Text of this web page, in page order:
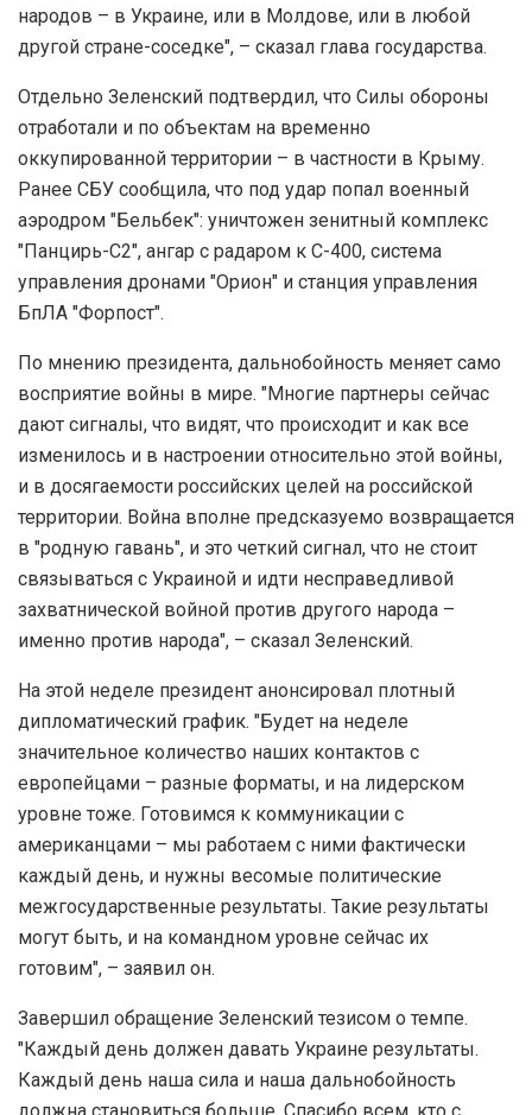
народов – в Украине, или в Молдове, или в любой
другой стране-соседке", – сказал глава государства.
Отдельно Зеленский подтвердил, что Силы обороны
отработали и по объектам на временно
оккупированной территории – в частности в Крыму.
Ранее СБУ сообщила, что под удар попал военный
аэродром "Бельбек": уничтожен зенитный комплекс
"Панцирь-С2", ангар с радаром к С-400, система
управления дронами "Орион" и станция управления
БпЛА "Форпост".
По мнению президента, дальнобойность меняет само
восприятие войны в мире. "Многие партнеры сейчас
дают сигналы, что видят, что происходит и как все
изменилось и в настроении относительно этой войны,
и в досягаемости российских целей на российской
территории. Война вполне предсказуемо возвращается
в "родную гавань", и это четкий сигнал, что не стоит
связываться с Украиной и идти несправедливой
захватнической войной против другого народа –
именно против народа", – сказал Зеленский.
На этой неделе президент анонсировал плотный
дипломатический график. "Будет на неделе
значительное количество наших контактов с
европейцами – разные форматы, и на лидерском
уровне тоже. Готовимся к коммуникации с
американцами – мы работаем с ними фактически
каждый день, и нужны весомые политические
межгосударственные результаты. Такие результаты
могут быть, и на командном уровне сейчас их
готовим", – заявил он.
Завершил обращение Зеленский тезисом о темпе.
"Каждый день должен давать Украине результаты.
Каждый день наша сила и наша дальнобойность